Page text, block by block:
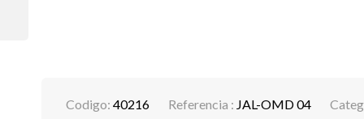
Codigo: 40216 Referencia : JAL-OMD 04